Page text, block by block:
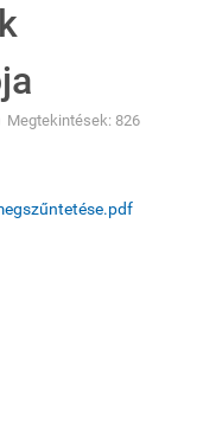
Megtekintések: 826